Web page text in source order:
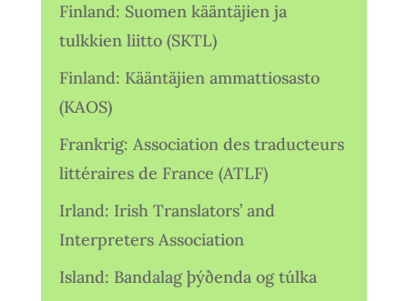
Finland: Suomen kääntäjien ja
tulkkien liitto (SKTL)
Finland: Kääntäjien ammattiosasto
(KAOS)
Frankrig: Association des traducteurs
littéraires de France (ATLF)
Irland: Irish Translators’ and
Interpreters Association
Island: Bandalag þýðenda og túlka